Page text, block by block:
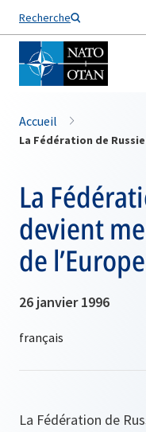
Recherche
Nom de famille*
Accueil
La
devient
de l’Europe
26 janvier 1996
La Fédération de